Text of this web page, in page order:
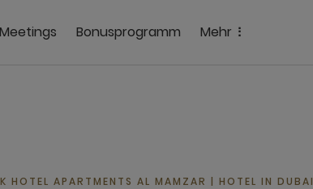
Meetings Bonusprogramm Mehr
HOTEL APARTMENTS AL MAMZAR | HOTEL IN DUBAI